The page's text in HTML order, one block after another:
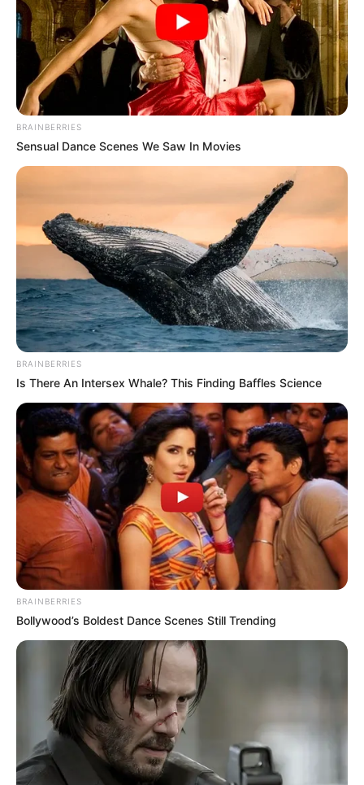
Meghirdette 10 pontos programját.
Pannonhalmán tartott a augusztus 20-án ünnepi
beszédét a Tisza Párt elnöke, Magyar Péter, ahol
meghirdette a 10 pontból álló Szent István-
programot.
Íme a tíz pontos program:
BRAINBERRIES
Sensual Dance Scenes We Saw In Movies
BRAINBERRIES
Is There An Intersex Whale? This Finding Baffles Science
BRAINBERRIES
Bollywood’s Boldest Dance Scenes Still Trending